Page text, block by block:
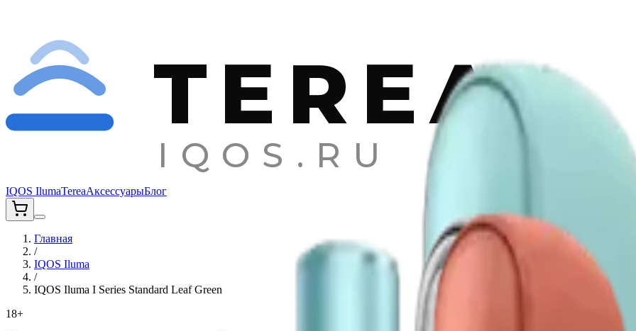
TEREA
IQOS.RU
IQOS IlumaTereaАксессуарыБлог
Главная
/
IQOS Iluma
/
IQOS Iluma I Series Standard Leaf Green
18+